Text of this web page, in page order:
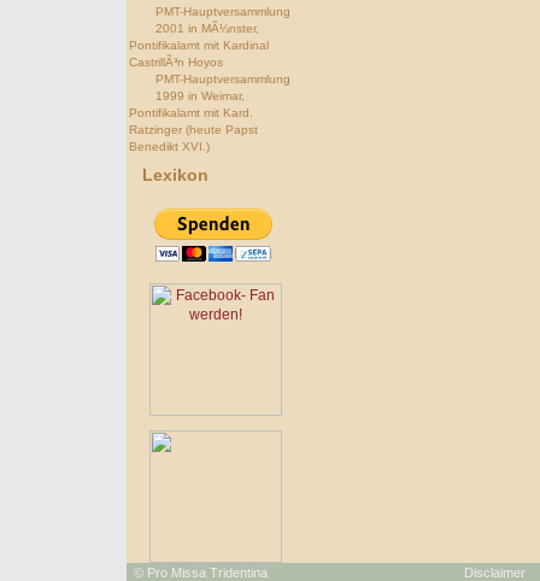
PMT-Hauptversammlung
2001 in MÃ¼nster,
Pontifikalamt mit Kardinal
CastrillÃ³n Hoyos
PMT-Hauptversammlung
1999 in Weimar,
Pontifikalamt mit Kard.
Ratzinger (heute Papst
Benedikt XVI.)
Lexikon
© Pro Missa Tridentina Disclaimer